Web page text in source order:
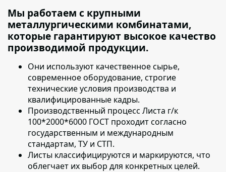
Мы работаем с крупными
металлургическими комбинатами,
которые гарантируют высокое качество
производимой продукции.
Они используют качественное сырье,
современное оборудование, строгие
технические условия производства и
квалифицированные кадры.
Производственный процесс Листа г/к
100*2000*6000 ГОСТ проходит согласно
государственным и международным
стандартам, ТУ и СТП.
Листы классифицируются и маркируются, что
облегчает их выбор для конкретных целей.